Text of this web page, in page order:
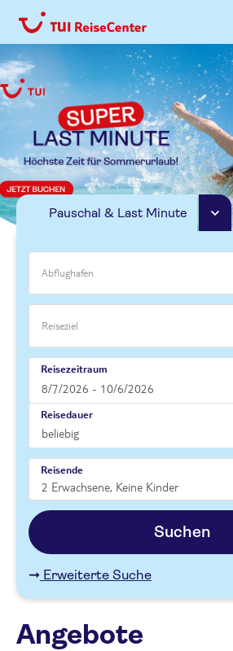
Pauschal & Last Minute
Reisezeitraum
Reisedauer
Reisende
Suchen
Erweiterte Suche
Angebote